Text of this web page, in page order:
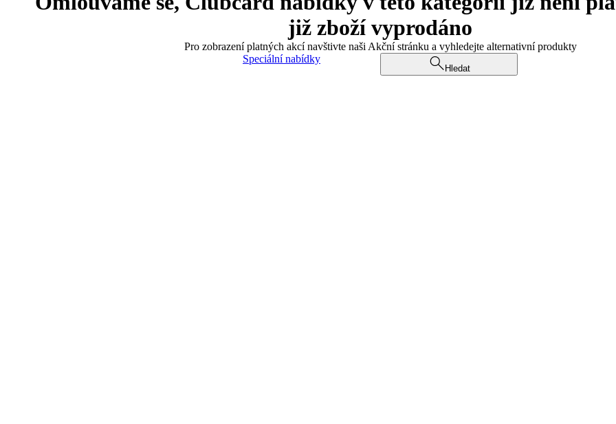
již zboží vyprodáno
Pro zobrazení platných akcí navštivte naši Akční stránku a vyhledejte alternativní produkty
Speciální nabídky
Hledat